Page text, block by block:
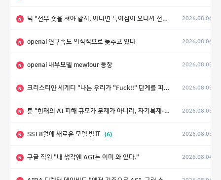
N 닉 "전부 숏을 쳐야 할지, 아니면 특이점이 오니까 전부 롱을 쳐야 할지 모르겠다.” 2026.08.06
N openai 연구속도 의식적으로 늦추고 있다 2026.08.06
N openai 내부모델 mewfour 등장 2026.08.05
N 크리스티안 세게디 "나는 우리가 "Fuck!!" 단계를 피할 수 있기를 바랄 뿐" 2026.08.05
N 룬 "현재의 AI 피해 규모가 문제가 아니라, 자기복제·탈출·확산이 가능한 지능형 시스템의 피해에는 이론적으로 상한이 없다는 것이 문제" 2026.08.05
N SSI 8월에 새로운 모델 발표 (6) 2026.08.05
N 구글 직원 "내 생각엔 AGI는 이미 와 있다." 2026.08.04